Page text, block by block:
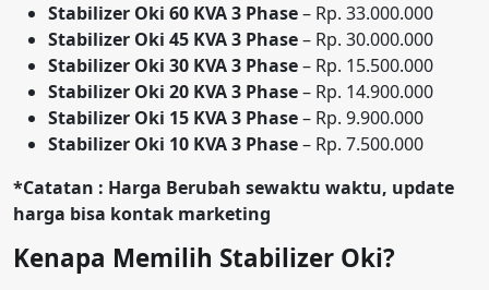
Stabilizer Oki 60 KVA 3 Phase– Rp. 33.000.000
Stabilizer Oki 45 KVA 3 Phase– Rp. 30.000.000
Stabilizer Oki 30 KVA 3 Phase– Rp. 15.500.000
Stabilizer Oki 20 KVA 3 Phase– Rp. 14.900.000
Stabilizer Oki 15 KVA 3 Phase– Rp. 9.900.000
Stabilizer Oki 10 KVA 3 Phase– Rp. 7.500.000
*Catatan : Harga Berubah sewaktu waktu, update
harga bisa kontak marketing
Kenapa Memilih Stabilizer Oki?